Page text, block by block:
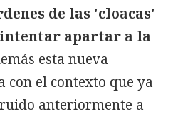
de las 'cloacas'
apartar a la
esta nueva
con el contexto que ya
anteriormente a